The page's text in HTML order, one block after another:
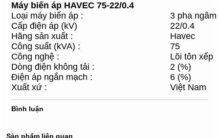
Máy biến áp HAVEC 75-22/0.4
Loại máy biến áp :
3 pha ngâm
Cấp điện áp (kV)
22/0.4
Hãng sản xuất :
Havec
Công suất (kVA) :
75
Công nghệ :
Lõi tôn xếp
Dòng điện không tải :
2 (%)
Điện áp ngắn mạch :
6 (%)
Xuất xứ :
Việt Nam
Bình luận
Sản phẩm liên quan